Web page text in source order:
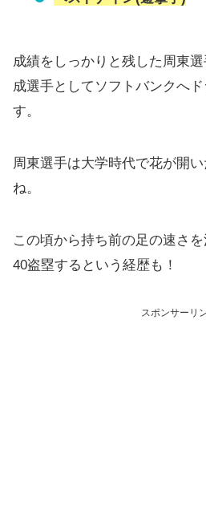
成績をしっかりと残した周東
成選手としてソフトバンクへ
す。
周東選手は大学時代で花が開
ね。
この頃から持ち前の足の速さ
40盗塁するという経歴も！
スポンサーリ